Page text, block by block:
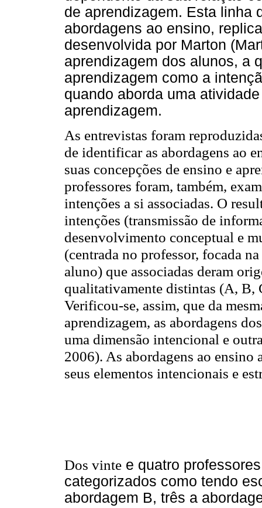
de aprendizagem. Esta linha
abordagens ao ensino,
desenvolvida por Marton
aprendizagem dos alunos, a
aprendizagem como a
quando aborda uma
aprendizagem.
As entrevistas foram
de identificar as abordagens ao
suas concepções de ensino e
professores foram, também,
intenções a si associadas. O
intenções (transmissão de
desenvolvimento conceptual e
(centrada no professor, focada
aluno) que associadas deram
qualitativamente distintas (A, B,
Verificou-se, assim, que da
aprendizagem, as abordagens
uma dimensão intencional e
2006). As abordagens ao ensino
seus elementos intencionais e
Dos vinte e quatro
categorizados como tendo
abordagem B, três a